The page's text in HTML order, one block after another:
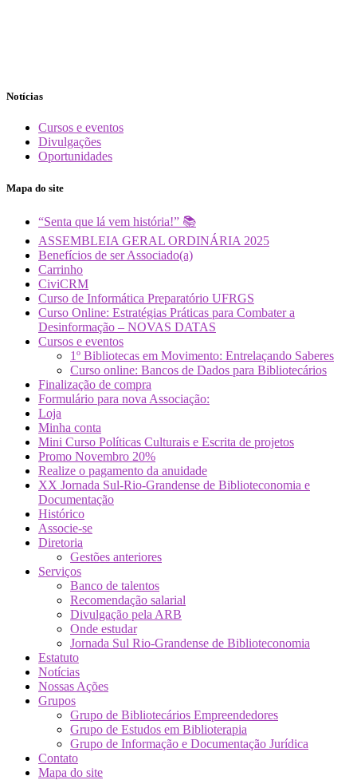
Notícias
Cursos e eventos
Divulgações
Oportunidades
Mapa do site
“Senta que lá vem história!” 📚
ASSEMBLEIA GERAL ORDINÁRIA 2025
Benefícios de ser Associado(a)
Carrinho
CiviCRM
Curso de Informática Preparatório UFRGS
Curso Online: Estratégias Práticas para Combater a
Desinformação – NOVAS DATAS
Cursos e eventos
1º Bibliotecas em Movimento: Entrelaçando Saberes
Curso online: Bancos de Dados para Bibliotecários
Finalização de compra
Formulário para nova Associação:
Loja
Minha conta
Mini Curso Políticas Culturais e Escrita de projetos
Promo Novembro 20%
Realize o pagamento da anuidade
XX Jornada Sul-Rio-Grandense de Biblioteconomia e
Documentação
Histórico
Associe-se
Diretoria
Gestões anteriores
Serviços
Banco de talentos
Recomendação salarial
Divulgação pela ARB
Onde estudar
Jornada Sul Rio-Grandense de Biblioteconomia
Estatuto
Notícias
Nossas Ações
Grupos
Grupo de Bibliotecários Empreendedores
Grupo de Estudos em Biblioterapia
Grupo de Informação e Documentação Jurídica
Contato
Mapa do site